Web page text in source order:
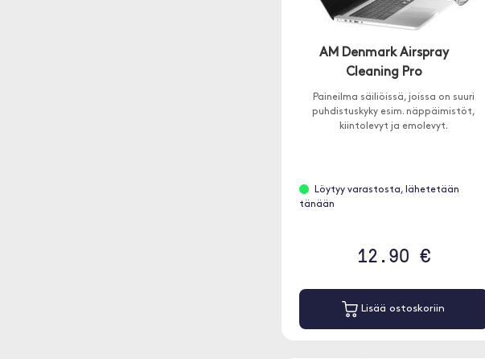
AM Denmark Airspray
Cleaning Pro
Paineilma säiliöissä, joissa on suuri
puhdistuskyky esim. näppäimistöt,
kiintolevyt ja emolevyt.
Löytyy varastosta, lähetetään
tänään
12.90 €
Lisää ostoskoriin